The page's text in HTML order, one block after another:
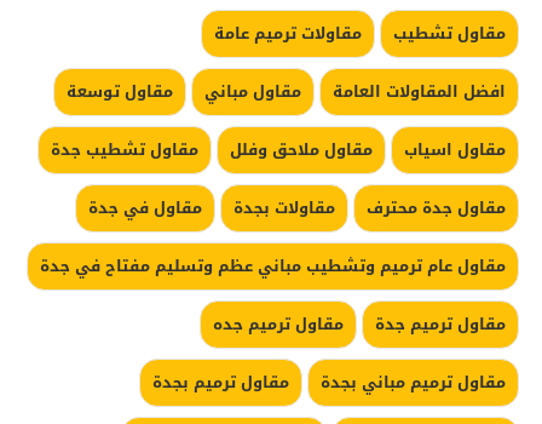
مقاول تشطيب
مقاولات ترميم عامة
افضل المقاولات العامة
مقاول مباني
مقاول توسعة
مقاول اسياب
مقاول ملاحق وفلل
مقاول تشطيب جدة
مقاول جدة محترف
مقاولات بجدة
مقاول في جدة
مقاول عام ترميم وتشطيب مباني عظم وتسليم مفتاح في جدة
مقاول ترميم جدة
مقاول ترميم جده
مقاول ترميم مباني بجدة
مقاول ترميم بجدة